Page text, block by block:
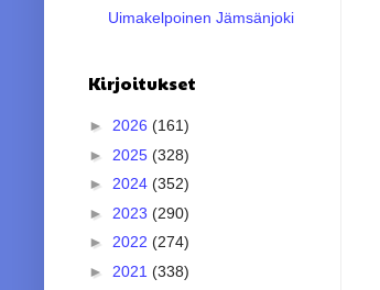
Uimakelpoinen Jämsänjoki
Kirjoitukset
► 2026 (161)
► 2025 (328)
► 2024 (352)
► 2023 (290)
► 2022 (274)
► 2021 (338)